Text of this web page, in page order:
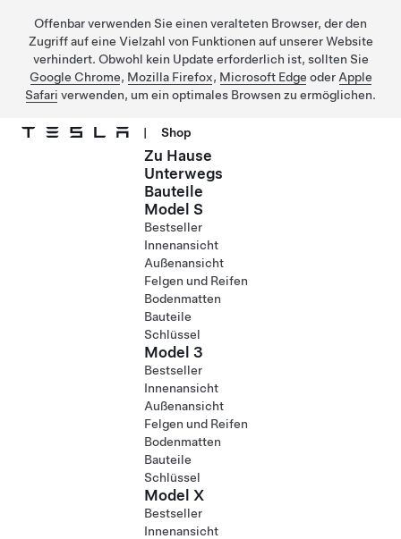
Offenbar verwenden Sie einen veralteten Browser, der den
Zugriff auf eine Vielzahl von Funktionen auf unserer Website
verhindert. Obwohl kein Update erforderlich ist, sollten Sie
Google Chrome, Mozilla Firefox, Microsoft Edge oder Apple
Safari verwenden, um ein optimales Browsen zu ermöglichen.
| Shop
Zu Hause
Unterwegs
Bauteile
Model S
Bestseller
Innenansicht
Außenansicht
Felgen und Reifen
Bodenmatten
Bauteile
Schlüssel
Model 3
Bestseller
Innenansicht
Außenansicht
Felgen und Reifen
Bodenmatten
Bauteile
Schlüssel
Model X
Bestseller
Innenansicht